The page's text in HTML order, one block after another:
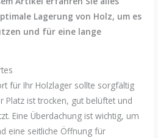
Lagerung von Holz, um es
und für eine lange
für Ihr Holzlager sollte sorgfältig
Platz ist trocken, gut belüftet und
Eine Überdachung ist wichtig, um
eine seitliche Öffnung für